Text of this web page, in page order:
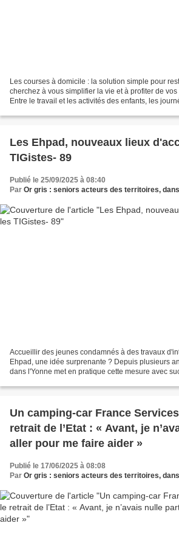
Les courses à domicile : la solution simple pour
cherchez à vous simplifier la vie et à profiter de
Entre le travail et les activités des enfants, les
Les Ehpad, nouveaux lieux
TIGistes- 89
Publié le 25/09/2025 à 08:40
Par Or gris : seniors acteurs des territoires, dans une
Accueillir des jeunes condamnés à des travaux
Ehpad, une idée surprenante ? Depuis plusieurs
dans l'Yonne met en pratique cette mesure avec
Un camping-car France
retrait de l’Etat : « Avant, je
aller pour me faire aider »
Publié le 17/06/2025 à 08:08
Par Or gris : seniors acteurs des territoires, dans une